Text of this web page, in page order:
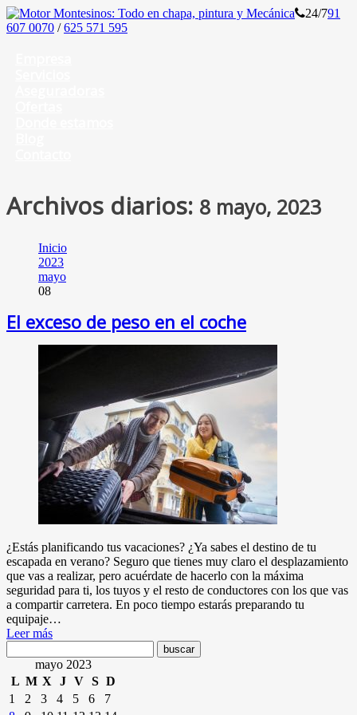
24/791
607 0070 /625 571 595
Archivos diarios: 8 mayo, 2023
Inicio
2023
mayo
08
El exceso de peso en el coche
¿Estás planificando tus vacaciones? ¿Ya sabes el destino de tu
escapada en verano? Seguro que tienes muy claro el desplazamiento
que vas a realizar, pero acuérdate de hacerlo con la máxima
seguridad para ti, los tuyos y el resto de conductores con los que vas
a compartir carretera. En poco tiempo estarás preparando tu
equipaje…
Leer más
mayo 2023
L M X J V S D
1
2 3 4 5 6
7